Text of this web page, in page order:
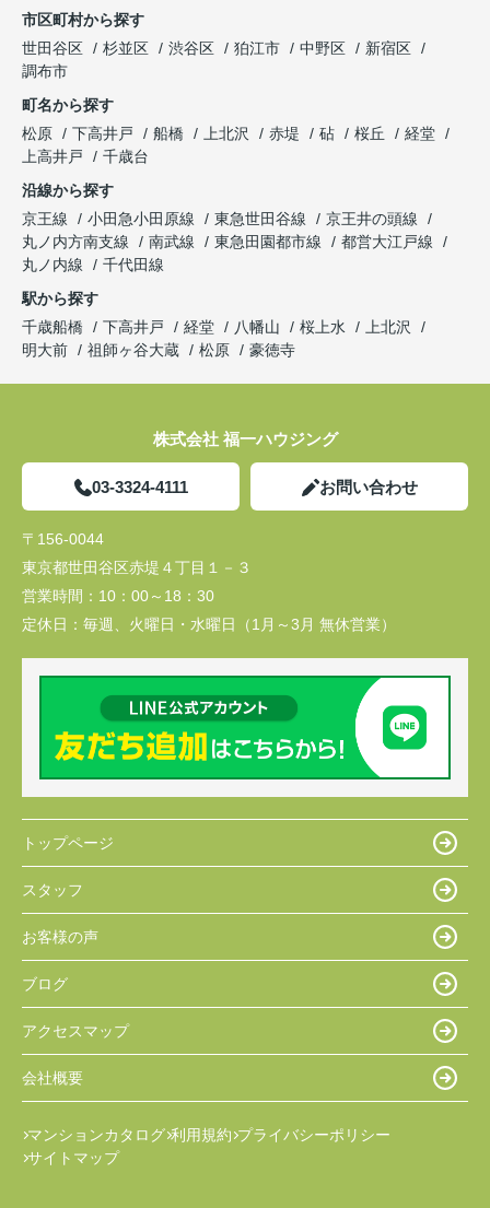
市区町村から探す
世田谷区
杉並区 渋谷区 狛江市 中野区
新宿区
調布市
町名から探す
松原
下高井戸 船橋 上北沢 赤堤 砧 桜丘
経堂
上高井戸
千歳台
沿線から探す
京王線
小田急小田原線 東急世田谷線
京王井の頭線
丸ノ内方南支線
南武線 東急田園都市線
都営大江戸線
丸ノ内線
千代田線
駅から探す
千歳船橋
下高井戸 経堂 八幡山 桜上水
上北沢
明大前
祖師ヶ谷大蔵 松原 豪徳寺
株式会社 福一ハウジング
03-3324-4111 お問い合わせ
〒156-0044
東京都世田谷区赤堤４丁目１－３
営業時間： 10：00～18：30
定休日： 毎週、火曜日・水曜日（1月～3月 無休営業）
トップページ
スタッフ
お客様の声
ブログ
アクセスマップ
会社概要
マンションカタログ 利用規約 プライバシーポリシー
サイトマップ